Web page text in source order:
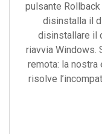
pulsante
disinstalla il
disinstallare il
riavvia Windows.
remota: la
risolve